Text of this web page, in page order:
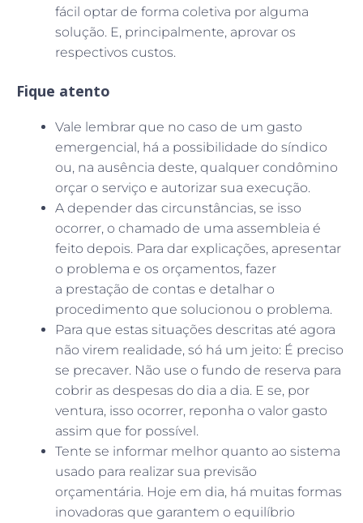
fácil optar de forma coletiva por alguma
solução. E, principalmente, aprovar os
respectivos custos.
Fique atento
Vale lembrar que no caso de um gasto
emergencial, há a possibilidade do síndico
ou, na ausência deste, qualquer condômino
orçar o serviço e autorizar sua execução.
A depender das circunstâncias, se isso
ocorrer, o chamado de uma assembleia é
feito depois. Para dar explicações, apresentar
o problema e os orçamentos, fazer
a prestação de contas e detalhar o
procedimento que solucionou o problema.
Para que estas situações descritas até agora
não virem realidade, só há um jeito: É preciso
se precaver. Não use o fundo de reserva para
cobrir as despesas do dia a dia. E se, por
ventura, isso ocorrer, reponha o valor gasto
assim que for possível.
Tente se informar melhor quanto ao sistema
usado para realizar sua previsão
orçamentária. Hoje em dia, há muitas formas
inovadoras que garantem o equilíbrio